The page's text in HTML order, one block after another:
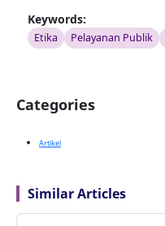
Keywords:
Etika Pelayanan Publik
Categories
Artikel
Similar Articles